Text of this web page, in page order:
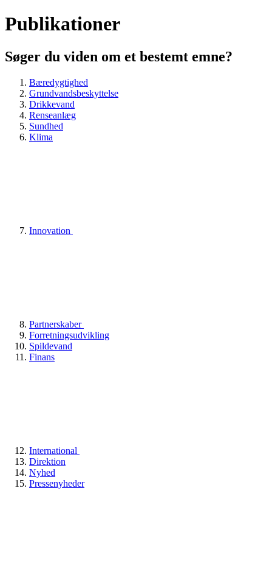
Publikationer
Søger du viden om et bestemt emne?
Bæredygtighed
Grundvandsbeskyttelse
Drikkevand
Renseanlæg
Sundhed
Klima
Innovation
Partnerskaber
Forretningsudvikling
Spildevand
Finans
International
Direktion
Nyhed
Pressenyheder